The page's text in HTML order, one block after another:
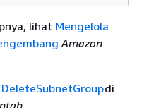
lihat Mengelola
Amazon
DeleteSubnetGroupdi